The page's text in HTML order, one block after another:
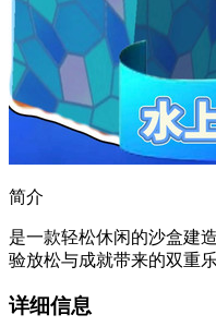
简介
是一款轻松休闲的沙盒建
验放松与成就带来的双重
详细信息